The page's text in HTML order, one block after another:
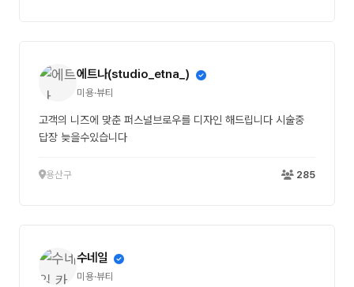
에트나(studio_etna_)
미용·뷰티
고객의 니즈에 맞춘 퍼스널브로우를 디자인 해드립니다 시술중
답장 늦을수있습니다
용산구 285
수네일
미용·뷰티